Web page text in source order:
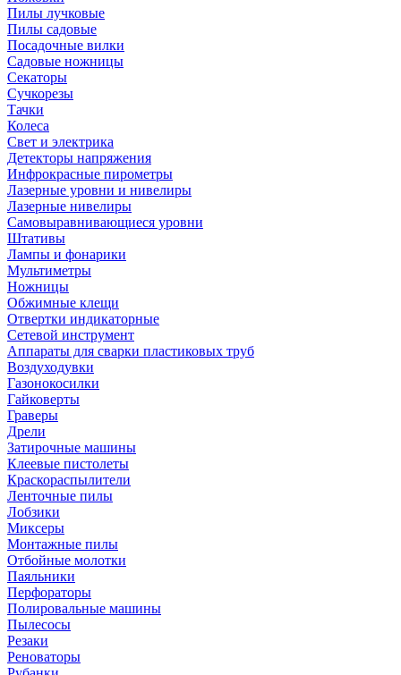
Пилы лучковые
Пилы садовые
Посадочные вилки
Садовые ножницы
Секаторы
Сучкорезы
Тачки
Колеса
Свет и электрика
Детекторы напряжения
Инфрокрасные пирометры
Лазерные уровни и нивелиры
Лазерные нивелиры
Самовыравнивающиеся уровни
Штативы
Лампы и фонарики
Мультиметры
Ножницы
Обжимные клещи
Отвертки индикаторные
Сетевой инструмент
Аппараты для сварки пластиковых труб
Воздуходувки
Газонокосилки
Гайковерты
Граверы
Дрели
Затирочные машины
Клеевые пистолеты
Краскораспылители
Ленточные пилы
Лобзики
Миксеры
Монтажные пилы
Отбойные молотки
Паяльники
Перфораторы
Полировальные машины
Пылесосы
Резаки
Реноваторы